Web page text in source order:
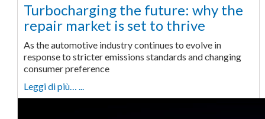
Turbocharging the future: why the
repair market is set to thrive
As the automotive industry continues to evolve in
response to stricter emissions standards and changing
consumer preference
Leggi di più… ...